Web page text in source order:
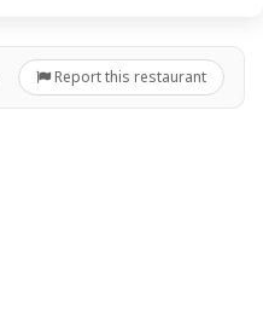
Report this restaurant